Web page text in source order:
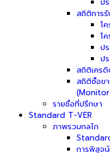
สถิติการ
โ
โ
ป
ป
สถิติเคร
สถิติซื้อข
รายชื่อที่ปรึกษา
Standard T-VER
ภาพรวมกลไก
การพิสูจน์